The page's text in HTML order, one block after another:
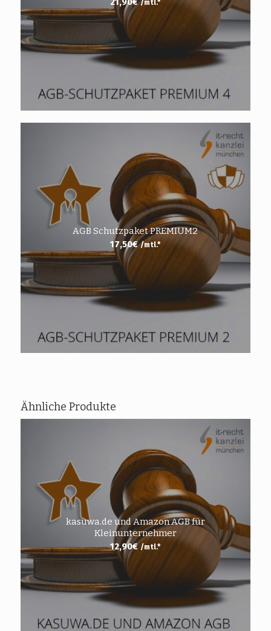
/mtl.*
AGB Schutzpaket PREMIUM2
17,50€ /mtl.*
Ähnliche Produkte
kasuwa.de und Amazon AGB für
Kleinunternehmer
12,90€ /mtl.*